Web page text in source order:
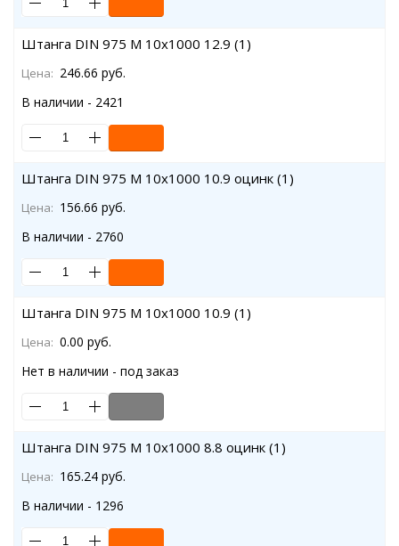
Штанга DIN 975 M 10x1000 12.9 (1)
Цена: 246.66 руб.
В наличии - 2421
Штанга DIN 975 M 10x1000 10.9 оцинк (1)
Цена: 156.66 руб.
В наличии - 2760
Штанга DIN 975 M 10x1000 10.9 (1)
Цена: 0.00 руб.
Нет в наличии - под заказ
Штанга DIN 975 M 10x1000 8.8 оцинк (1)
Цена: 165.24 руб.
В наличии - 1296